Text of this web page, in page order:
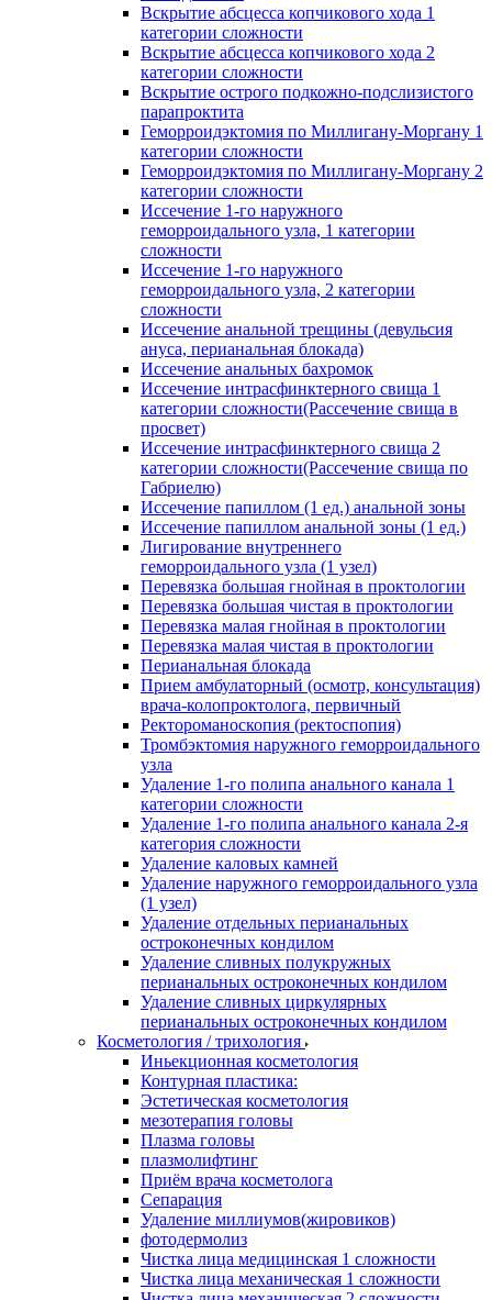
Вскрытие абсцесса копчикового хода 1
категории сложности
Вскрытие абсцесса копчикового хода 2
категории сложности
Вскрытие острого подкожно-подслизистого
парапроктита
Геморроидэктомия по Миллигану-Моргану 1
категории сложности
Геморроидэктомия по Миллигану-Моргану 2
категории сложности
Иссечение 1-го наружного
геморроидального узла, 1 категории
сложности
Иссечение 1-го наружного
геморроидального узла, 2 категории
сложности
Иссечение анальной трещины (девульсия
ануса, перианальная блокада)
Иссечение анальных бахромок
Иссечение интрасфинктерного свища 1
категории сложности(Рассечение свища в
просвет)
Иссечение интрасфинктерного свища 2
категории сложности(Рассечение свища по
Габриелю)
Иссечение папиллом (1 ед.) анальной зоны
Иссечение папиллом анальной зоны (1 ед.)
Лигирование внутреннего
геморроидального узла (1 узел)
Перевязка большая гнойная в проктологии
Перевязка большая чистая в проктологии
Перевязка малая гнойная в проктологии
Перевязка малая чистая в проктологии
Перианальная блокада
Прием амбулаторный (осмотр, консультация)
врача-колопроктолога, первичный
Ректороманоскопия (ректоспопия)
Тромбэктомия наружного геморроидального
узла
Удаление 1-го полипа анального канала 1
категории сложности
Удаление 1-го полипа анального канала 2-я
категория сложности
Удаление каловых камней
Удаление наружного геморроидального узла
(1 узел)
Удаление отдельных перианальных
остроконечных кондилом
Удаление сливных полукружных
перианальных остроконечных кондилом
Удаление сливных циркулярных
перианальных остроконечных кондилом
Косметология / трихология
Иньекционная косметология
Контурная пластика:
Эстетическая косметология
мезотерапия головы
Плазма головы
плазмолифтинг
Приём врача косметолога
Сепарация
Удаление миллиумов(жировиков)
фотодермолиз
Чистка лица медицинская 1 сложности
Чистка лица механическая 1 сложности